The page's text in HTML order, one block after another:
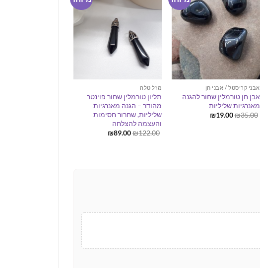
אבני קריסטל / אבני חן
אבן חן טורמלין שחור להגנה
מאנרגיות שליליות
₪35.00
המחיר₪19.00
מזל טלה
תליון טורמלין שחור פוינטר
מהודר – הגנה מאנרגיות
שליליות, שחרור חסימות
והעצמה להצלחה
₪122.00
המחיר₪89.00